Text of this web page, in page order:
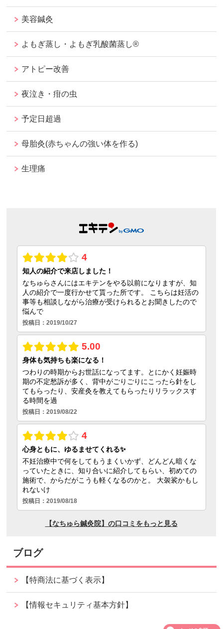
美容鍼灸
よもぎ蒸し・よもぎ乳酸菌蒸し®︎
アトピー改善
夜泣き・疳の虫
予定日超過
母胎灸(赤ちゃんの強い体を作る)
生理痛
ブログ
【特商法に基づく表示】
【情報セキュリティ基本方針】